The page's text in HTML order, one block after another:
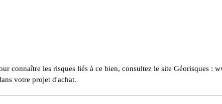
connaître les risques liés à ce bien, consultez le site Géorisques :
votre projet d'achat.